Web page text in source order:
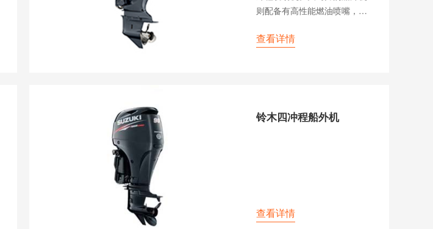
则配备有高性能燃油喷嘴，进
了先进技术的四冲程发动机具
查看详情
铃木四冲程船外机
查看详情